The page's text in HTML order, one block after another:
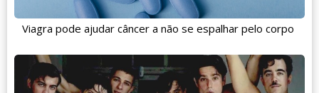
Viagra pode ajudar câncer a não se espalhar pelo corpo